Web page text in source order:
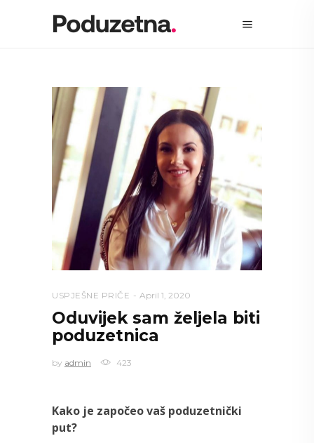
USPJEŠNE PRIČE April 1, 2020
Oduvijek sam željela biti
poduzetnica
by admin 423
Kako je započeo vaš poduzetnički
put?